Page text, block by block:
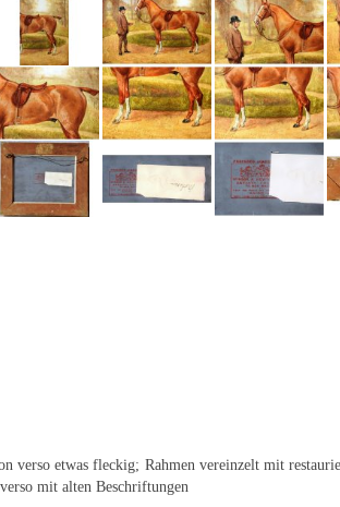
verso etwas fleckig; Rahmen vereinzelt mit
mit alten Beschriftungen